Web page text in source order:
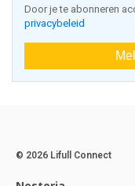
Door je te abonneren
privacybeleid
© 2026 Lifull Connect